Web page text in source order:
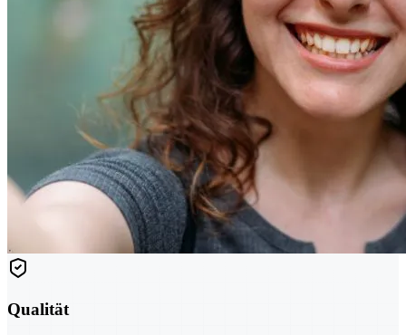
Qualität